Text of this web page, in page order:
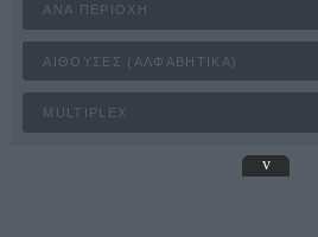
ΑΝΆ ΠΕΡΙΟΧΉ
ΑΊΘΟΥΣΕΣ (ΑΛΦΑΒΗΤΙΚΆ)
MULTIPLEX
v